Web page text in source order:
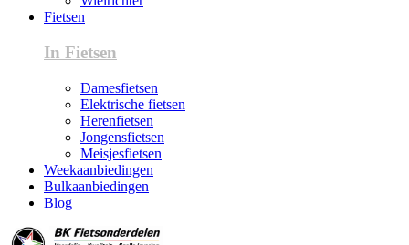
Fietsen
In Fietsen
Damesfietsen
Elektrische fietsen
Herenfietsen
Jongensfietsen
Meisjesfietsen
Weekaanbiedingen
Bulkaanbiedingen
Blog